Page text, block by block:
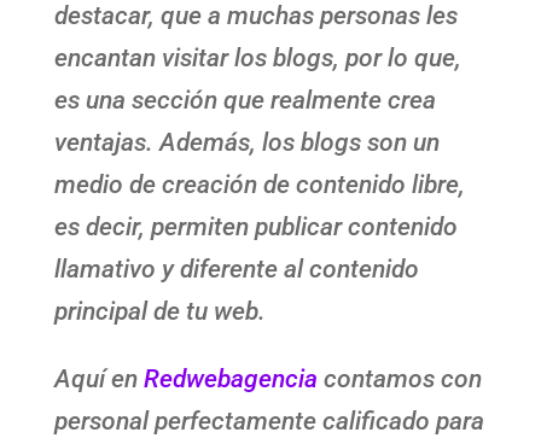
destacar, que a muchas personas les
encantan visitar los blogs, por lo que,
es una sección que realmente crea
ventajas. Además, los blogs son un
medio de creación de contenido libre,
es decir, permiten publicar contenido
llamativo y diferente al contenido
principal de tu web.
Aquí en Redwebagencia contamos con
personal perfectamente calificado para